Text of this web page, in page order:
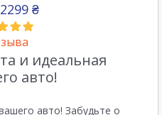
2299 ₴
и идеальная
авто!
авто! Забудьте о